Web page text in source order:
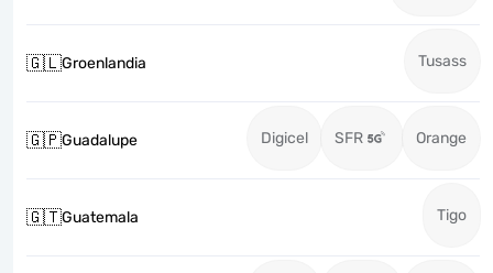
🇬🇱Groenlandia Tusass
🇬🇵Guadalupe Digicel SFR Orange
🇬🇹Guatemala Tigo